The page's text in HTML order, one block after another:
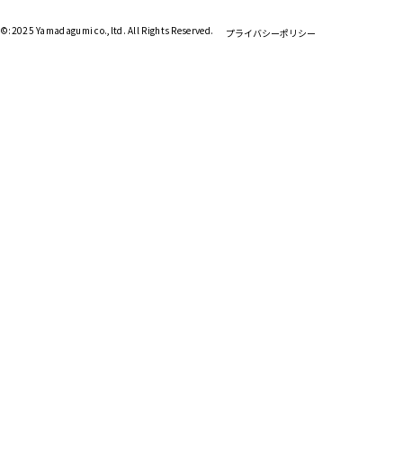
©:2025 Yamadagumi co.,ltd. All Rights Reserved. プライバシーポリシー